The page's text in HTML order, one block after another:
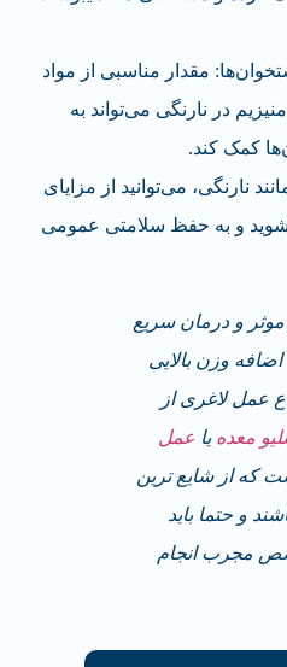
مقدار مناسبی از مواد
در نارنگی می‌تواند به
کمک کند.
نارنگی، می‌توانید از مزایای
شوید و به حفظ سلامتی عمومی
و درمان سریع
وزن بالایی
عمل لاغری از
معده یا عمل
که از شایع ترین
و حتما باید
مجرب انجام